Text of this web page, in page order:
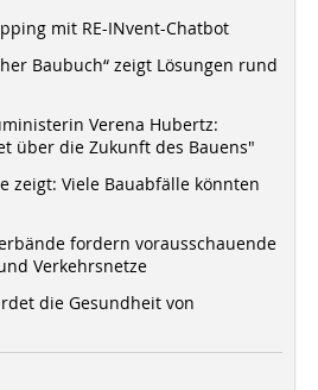
mit RE-INvent-Chatbot
Baubuch“ zeigt Lösungen rund
Verena Hubertz:
über die Zukunft des Bauens"
zeigt: Viele Bauabfälle könnten
fordern vorausschauende
Verkehrsnetze
die Gesundheit von